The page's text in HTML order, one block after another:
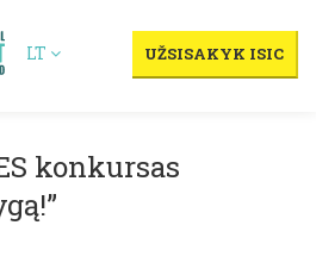
LT UŽSISAKYK ISIC
konkursas